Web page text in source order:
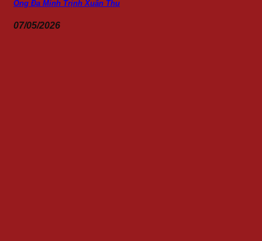
Ông Đa Minh Trịnh Xuân Thu
07/05/2026